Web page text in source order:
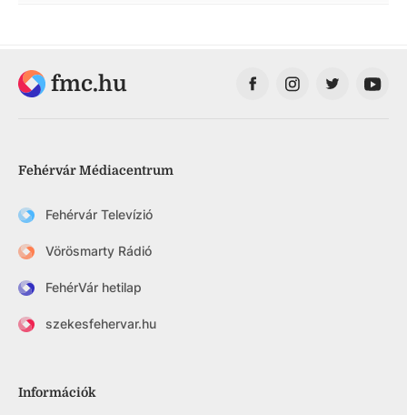
fmc.hu
Fehérvár Médiacentrum
Fehérvár Televízió
Vörösmarty Rádió
FehérVár hetilap
szekesfehervar.hu
Információk